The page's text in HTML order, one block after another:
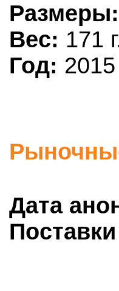
Размеры:
Вес: 171
Год: 2015
Дата